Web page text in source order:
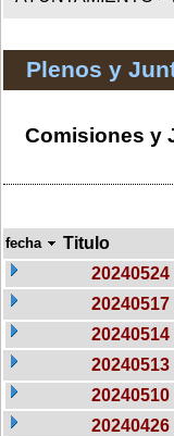
Plenos y
Comisiones y
fecha Titulo
20240524
20240517
20240514
20240513
20240510
20240426